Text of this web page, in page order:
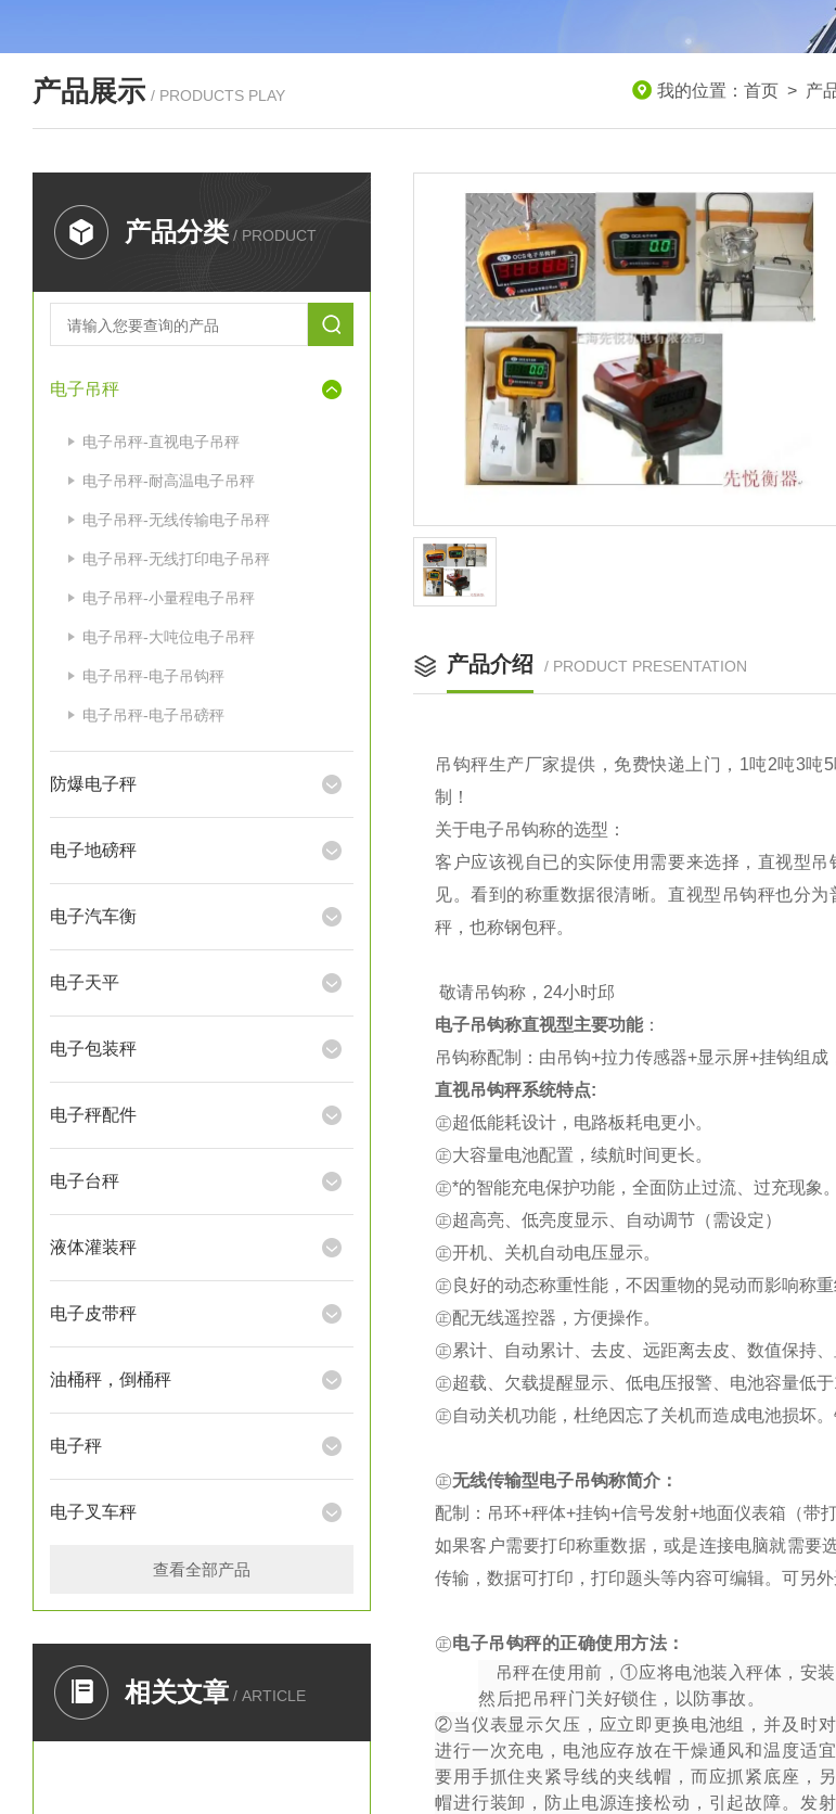
产品展示 / PRODUCTS PLAY 我的位置： 首页 > 产
产品分类 / PRODUCT
电子吊秤
电子吊秤-直视电子吊秤
电子吊秤-耐高温电子吊秤
电子吊秤-无线传输电子吊秤
电子吊秤-无线打印电子吊秤
电子吊秤-小量程电子吊秤
电子吊秤-大吨位电子吊秤
电子吊秤-电子吊钩秤
电子吊秤-电子吊磅秤
防爆电子秤
电子地磅秤
电子汽车衡
电子天平
电子包装秤
电子秤配件
电子台秤
液体灌装秤
电子皮带秤
油桶秤，倒桶秤
电子秤
电子叉车秤
查看全部产品
相关文章 / ARTICLE
产品介绍 / PRODUCT PRESENTATION
吊钩秤生产厂家提供，免费快递上门，1吨2吨3吨
制！
关于电子吊钩称的选型：
客户应该视自已的实际使用需要来选择，直视型
见。看到的称重数据很清晰。直视型吊钩秤也分
秤，也称钢包秤。
敬请吊钩称，24小时邱
电子吊钩称直视型主要功能：
吊钩称配制：由吊钩+拉力传感器+显示屏+挂钩组
直视吊钩秤系统特点:
㊣超低能耗设计，电路板耗电更小。
㊣大容量电池配置，续航时间更长。
㊣*的智能充电保护功能，全面防止过流、过充现象
㊣超高亮、低亮度显示、自动调节（需设定）
㊣开机、关机自动电压显示。
㊣良好的动态称重性能，不因重物的晃动而影响称重
㊣配无线遥控器，方便操作。
㊣累计、自动累计、去皮、远距离去皮、数值保持
㊣超载、欠载提醒显示、低电压报警、电池容量低于
㊣自动关机功能，杜绝因忘了关机而造成电池损坏
㊣无线传输型电子吊钩称简介：
配制：吊环+秤体+挂钩+信号发射+地面仪表箱（带
如果客户需要打印称重数据，或是连接电脑就需要
传输，数据可打印，打印题头等内容可编辑。可另
㊣电子吊钩秤的正确使用方法：
吊秤在使用前，①应将电池装入秤体，安
然后把吊秤门关好锁住，以防事故。
②当仪表显示欠压，应立即更换电池组，并及时
进行一次充电，电池应存放在干燥通风和温度适
要用手抓住夹紧导线的夹线帽，而应抓紧底座，
帽进行装卸，防止电源连接松动，引起故障。发